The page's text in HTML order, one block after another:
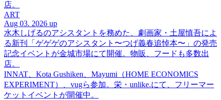
店。
ART
Aug 03. 2026 up
水木しげるのアシスタントを務めた、劇画家・土屋慎吾によ
る新刊「ゲゲゲのアシスタント〜つげ義春追悼本〜」の発売
記念イベントが金城市場にて開催。物販、フードも多数出
店。
INNAT、Kota Gushiken、Mayumi（HOME ECONOMICS
EXPERIMENT）、vugら参加。栄・unlike.にて、フリーマー
ケットイベントが開催中。